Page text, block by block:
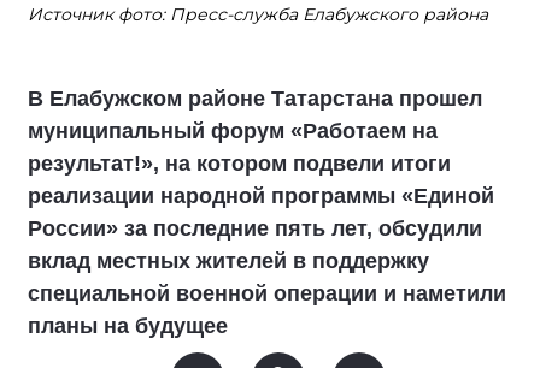
Источник фото: Пресс-служба Елабужского района
В Елабужском районе Татарстана прошел
муниципальный форум «Работаем на
результат!», на котором подвели итоги
реализации народной программы «Единой
России» за последние пять лет, обсудили
вклад местных жителей в поддержку
специальной военной операции и наметили
планы на будущее